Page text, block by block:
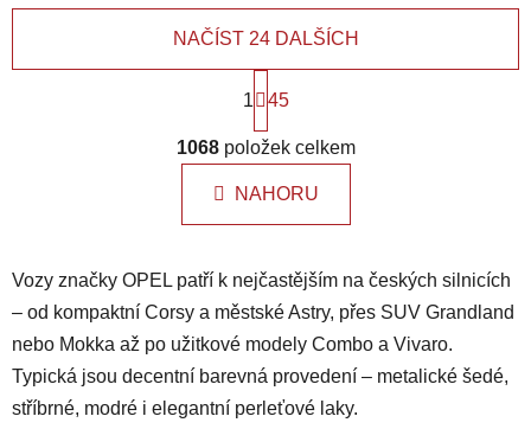
O
v
l
á
d
c
í
p
r
v
k
NAČÍST 24 DALŠÍCH
S
t
á
n
k
n
í
1 45
1068položek celkem
NAHORU
Vozy značky OPEL patří k nejčastějším na českých silnicích
– od kompaktní Corsy a městské Astry, přes SUV Grandland
nebo Mokka až po užitkové modely Combo a Vivaro.
Typická jsou decentní barevná provedení – metalické šedé,
stříbrné, modré i elegantní perleťové laky.